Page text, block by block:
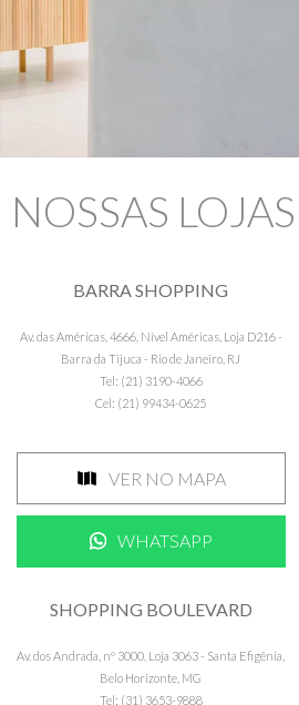
NOSSAS LOJAS
BARRA SHOPPING
Av. das Américas, 4666, Nível Américas, Loja D216 -
Barra da Tijuca - Rio de Janeiro, RJ
Tel: (21) 3190-4066
Cel: (21) 99434-0625
VER NO MAPA
WHATSAPP
SHOPPING BOULEVARD
Av. dos Andrada, nº 3000, Loja 3063 - Santa Efigênia,
Belo Horizonte, MG
Tel: (31) 3653-9888